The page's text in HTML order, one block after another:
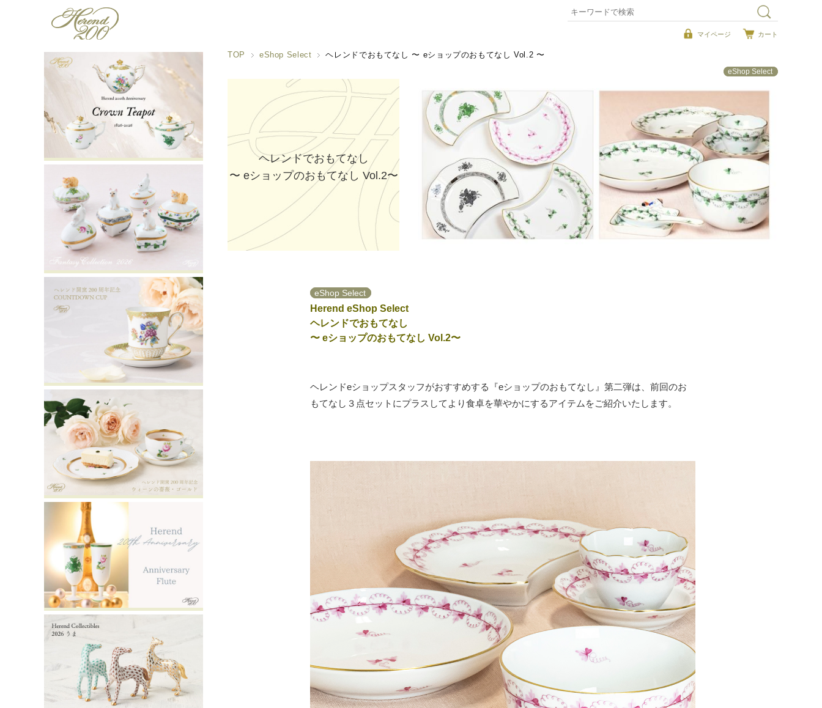
マイページ カート
TOP eShop Select
ヘレンドでおもてなし 〜 eショップのおもてなし Vol.2 〜
eShop Select
ヘレンドでおもてなし
〜 eショップのおもてなし Vol.2〜
eShop Select
Herend eShop Select
ヘレンドでおもてなし
〜 eショップのおもてなし Vol.2〜
ヘレンドeショップスタッフがおすすめする『eショップのおもてなし』第二弾は、前回のお
もてなし３点セットにプラスしてより食卓を華やかにするアイテムをご紹介いたします。